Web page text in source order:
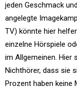
jeden Geschmack
angelegte
TV) könnte hier
einzelne Hörspiele
im Allgemeinen. Hier
Nichthörer, dass sie
Prozent haben keine